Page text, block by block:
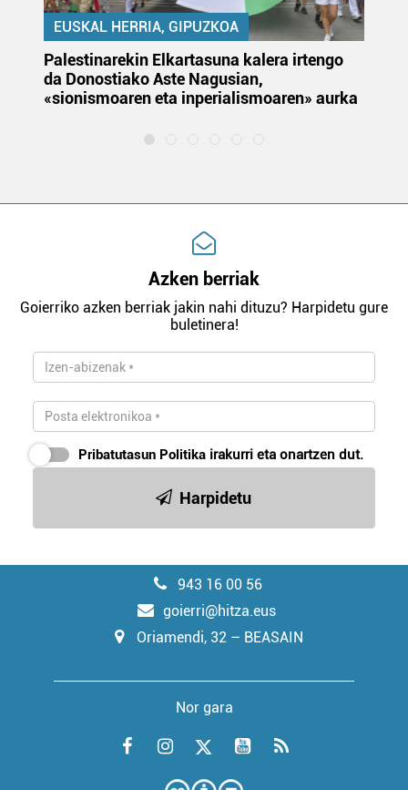
EUSKAL HERRIA, GIPUZKOA
Palestinarekin Elkartasuna kalera irtengo
da Donostiako Aste Nagusian,
«sionismoaren eta inperialismoaren» aurka
Azken berriak
Goierriko azken berriak jakin nahi dituzu? Harpidetu gure
buletinera!
Pribatutasun Politika irakurri eta onartzen dut.
Harpidetu
943 16 00 56
goierri@hitza.eus
Oriamendi, 32 – BEASAIN
Nor gara